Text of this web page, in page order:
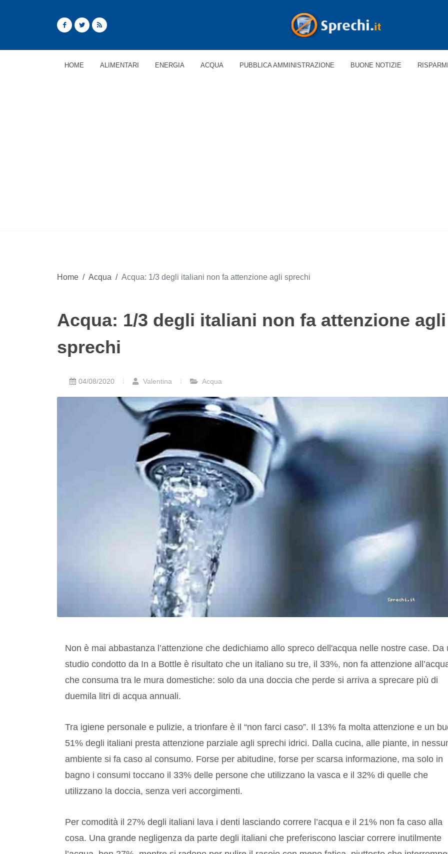
HOME ALIMENTARI ENERGIA ACQUA PUBBLICA AMMINISTRAZIONE BUONE NOTIZIE
Home / Acqua / Acqua: 1/3 degli italiani non fa attenzione agli sprechi
Acqua: 1/3 degli italiani non fa attenzione agli
sprechi
04/08/2020 Valentina Acqua
Non è mai abbastanza l’attenzione che dedichiamo allo spreco dell'acqua nelle nostre case. Da
studio condotto da In a Bottle è risultato che un italiano su tre, il 33%, non fa attenzione
che consuma tra le mura domestiche: solo da una doccia che perde si arriva a sprecare più di
duemila litri di acqua annuali.
Tra igiene personale e pulizie, a trionfare è il “non farci caso”. Il 13% fa molta attenzione e un
51% degli italiani presta attenzione parziale agli sprechi idrici. Dalla cucina, alle piante, in
ambiente si fa caso al consumo. Forse per abitudine, forse per scarsa informazione, ma solo in
bagno i consumi toccano il 33% delle persone che utilizzano la vasca e il 32% di quelle che
utilizzano la doccia, senza veri accorgimenti.
Per comodità il 27% degli italiani lava i denti lasciando correre l’acqua e il 21% non fa caso alla
cosa. Una grande negligenza da parte degli italiani che preferiscono lasciar correre inutilmente